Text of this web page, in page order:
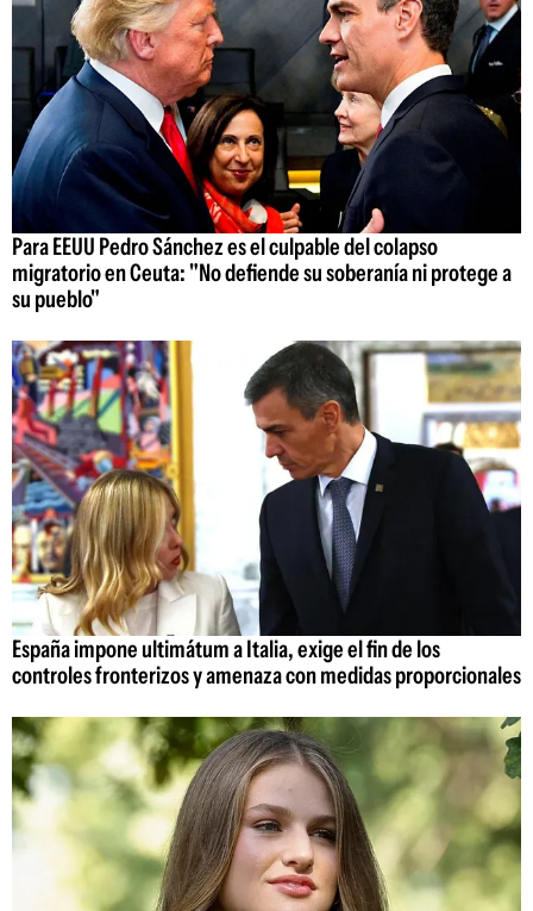
Para EEUU Pedro Sánchez es el culpable del colapso
migratorio en Ceuta: "No defiende su soberanía ni protege a
su pueblo"
España impone ultimátum a Italia, exige el fin de los
controles fronterizos y amenaza con medidas proporcionales